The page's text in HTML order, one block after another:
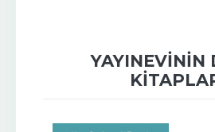
YAYINEVININ